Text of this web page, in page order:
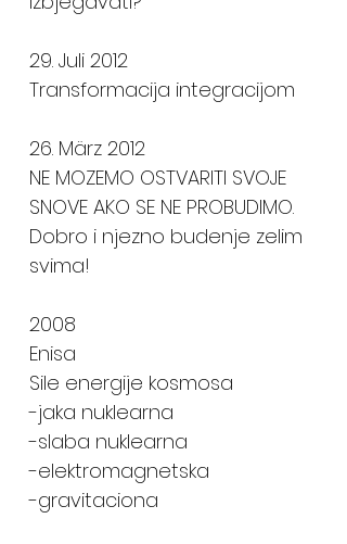
29. Juli 2012
Transformacija integracijom
26. März 2012
NE MOZEMO OSTVARITI SVOJE
SNOVE AKO SE NE PROBUDIMO.
Dobro i njezno budenje zelim
svima!
2008
Enisa
Sile energije kosmosa
-jaka nuklearna
-slaba nuklearna
-elektromagnetska
-gravitaciona